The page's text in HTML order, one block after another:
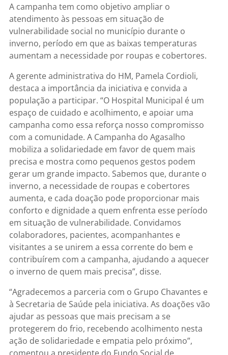
A campanha tem como objetivo ampliar o
atendimento às pessoas em situação de
vulnerabilidade social no município durante o
inverno, período em que as baixas temperaturas
aumentam a necessidade por roupas e cobertores.
A gerente administrativa do HM, Pamela Cordioli,
destaca a importância da iniciativa e convida a
população a participar. “O Hospital Municipal é um
espaço de cuidado e acolhimento, e apoiar uma
campanha como essa reforça nosso compromisso
com a comunidade. A Campanha do Agasalho
mobiliza a solidariedade em favor de quem mais
precisa e mostra como pequenos gestos podem
gerar um grande impacto. Sabemos que, durante o
inverno, a necessidade de roupas e cobertores
aumenta, e cada doação pode proporcionar mais
conforto e dignidade a quem enfrenta esse período
em situação de vulnerabilidade. Convidamos
colaboradores, pacientes, acompanhantes e
visitantes a se unirem a essa corrente do bem e
contribuírem com a campanha, ajudando a aquecer
o inverno de quem mais precisa”, disse.
“Agradecemos a parceria com o Grupo Chavantes e
à Secretaria de Saúde pela iniciativa. As doações vão
ajudar as pessoas que mais precisam a se
protegerem do frio, recebendo acolhimento nesta
ação de solidariedade e empatia pelo próximo”,